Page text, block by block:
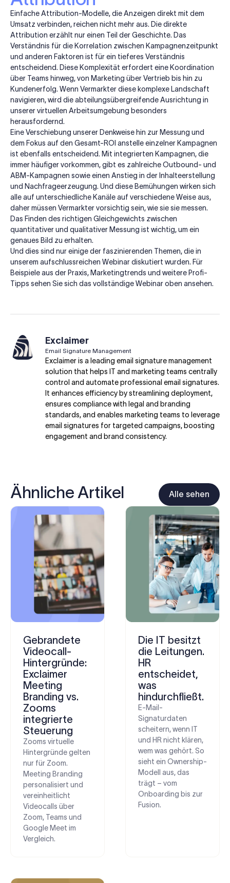
Einfache Attribution-Modelle, die Anzeigen direkt mit dem
Umsatz verbinden, reichen nicht mehr aus. Die direkte
Attribution erzählt nur einen Teil der Geschichte. Das
Verständnis für die Korrelation zwischen Kampagnenzeitpunkt
und anderen Faktoren ist für ein tieferes Verständnis
entscheidend. Diese Komplexität erfordert eine Koordination
über Teams hinweg, von Marketing über Vertrieb bis hin zu
Kundenerfolg. Wenn Vermarkter diese komplexe Landschaft
navigieren, wird die abteilungsübergreifende Ausrichtung in
unserer virtuellen Arbeitsumgebung besonders
herausfordernd.
Eine Verschiebung unserer Denkweise hin zur Messung und
dem Fokus auf den Gesamt-ROI anstelle einzelner Kampagnen
ist ebenfalls entscheidend. Mit integrierten Kampagnen, die
immer häufiger vorkommen, gibt es zahlreiche Outbound- und
ABM-Kampagnen sowie einen Anstieg in der Inhalteerstellung
und Nachfrageerzeugung. Und diese Bemühungen wirken sich
alle auf unterschiedliche Kanäle auf verschiedene Weise aus,
daher müssen Vermarkter vorsichtig sein, wie sie sie messen.
Das Finden des richtigen Gleichgewichts zwischen
quantitativer und qualitativer Messung ist wichtig, um ein
genaues Bild zu erhalten.
Und dies sind nur einige der faszinierenden Themen, die in
unserem aufschlussreichen Webinar diskutiert wurden. Für
Beispiele aus der Praxis, Marketingtrends und weitere Profi-
Tipps sehen Sie sich das vollständige Webinar oben ansehen.
Exclaimer
Email Signature Management
Exclaimer is a leading email signature management
solution that helps IT and marketing teams centrally
control and automate professional email signatures.
It enhances efficiency by streamlining deployment,
ensures compliance with legal and branding
standards, and enables marketing teams to leverage
email signatures for targeted campaigns, boosting
engagement and brand consistency.
Ähnliche Artikel Alle sehen
Gebrandete
Videocall-
Hintergründe:
Exclaimer
Meeting
Branding vs.
Zooms
integrierte
Steuerung
Zooms virtuelle
Hintergründe gelten
nur für Zoom.
Meeting Branding
personalisiert und
vereinheitlicht
Videocalls über
Zoom, Teams und
Google Meet im
Vergleich.
Die IT besitzt
die Leitungen.
HR
entscheidet,
was
hindurchfließt.
E-Mail-
Signaturdaten
scheitern, wenn IT
und HR nicht klären,
wem was gehört. So
sieht ein Ownership-
Modell aus, das
trägt – vom
Onboarding bis zur
Fusion.